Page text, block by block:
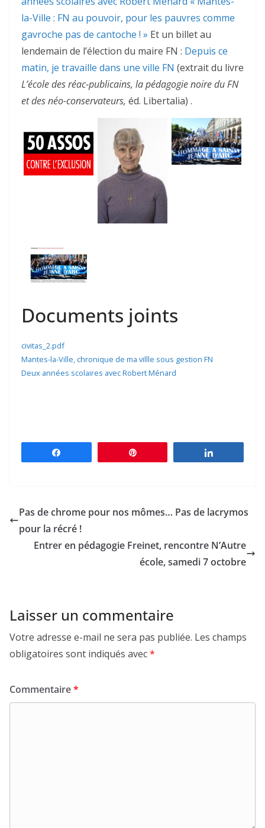
la-Ville : FN au pouvoir, pour les pauvres comme
gavroche pas de cantoche ! » Et un billet au
lendemain de l’élection du maire FN : Depuis ce
matin, je travaille dans une ville FN (extrait du livre
L’école des réac-publicains, la pédagogie noire du FN
et des néo-conservateurs, éd. Libertalia) .
Documents joints
civitas_2.pdf
Mantes-la-Ville, chronique de ma villle sous gestion FN
Deux années scolaires avec Robert Ménard
Pas de chrome pour nos mômes… Pas de lacrymos
pour la récré !
Entrer en pédagogie Freinet, rencontre N’Autre
école, samedi 7 octobre
Laisser un commentaire
Votre adresse e-mail ne sera pas publiée. Les champs
obligatoires sont indiqués avec*
Commentaire*